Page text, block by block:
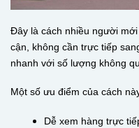
Đây là cách nhiều người
cận, không cần trực tiếp
nhanh với số lượng không
Một số ưu điểm của cách
Dễ xem hàng trực